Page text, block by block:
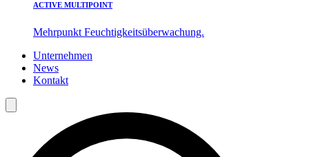
ACTIVE MULTIPOINT
Mehrpunkt Feuchtigkeitsüberwachung.
Unternehmen
News
Kontakt